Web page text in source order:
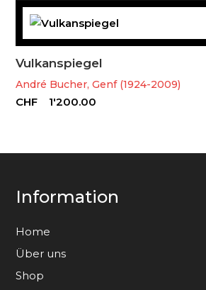
Vulkanspiegel
André Bucher, Genf (1924-2009)
CHF 1'200.00
Information
Home
Über uns
Shop